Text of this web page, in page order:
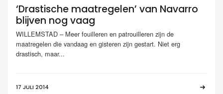
‘Drastische maatregelen’ van Navarro
blijven nog vaag
WILLEMSTAD – Meer fouilleren en patrouilleren zijn de
maatregelen die vandaag en gisteren zijn gestart. Niet erg
drastisch, maar...
17 JULI 2014